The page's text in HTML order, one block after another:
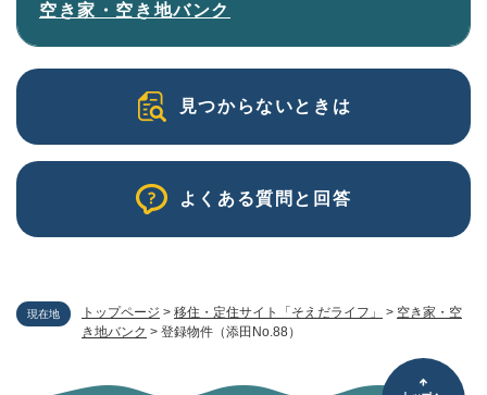
現在地 トップページ > 移住・定住サイト「そえだライフ」 > 空き家・空
き地バンク > 登録物件（添田No.88）
空き家・空き地バンク
見つからないときは
よくある質問と回答